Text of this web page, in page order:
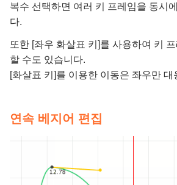
복수 선택하면 여러 키 프레임을 동시
다.
또한 [좌우 화살표 키]를 사용하여 키
할 수도 있습니다.
[화살표 키]를 이용한 이동은 좌우만 대
연속 베지어 편집